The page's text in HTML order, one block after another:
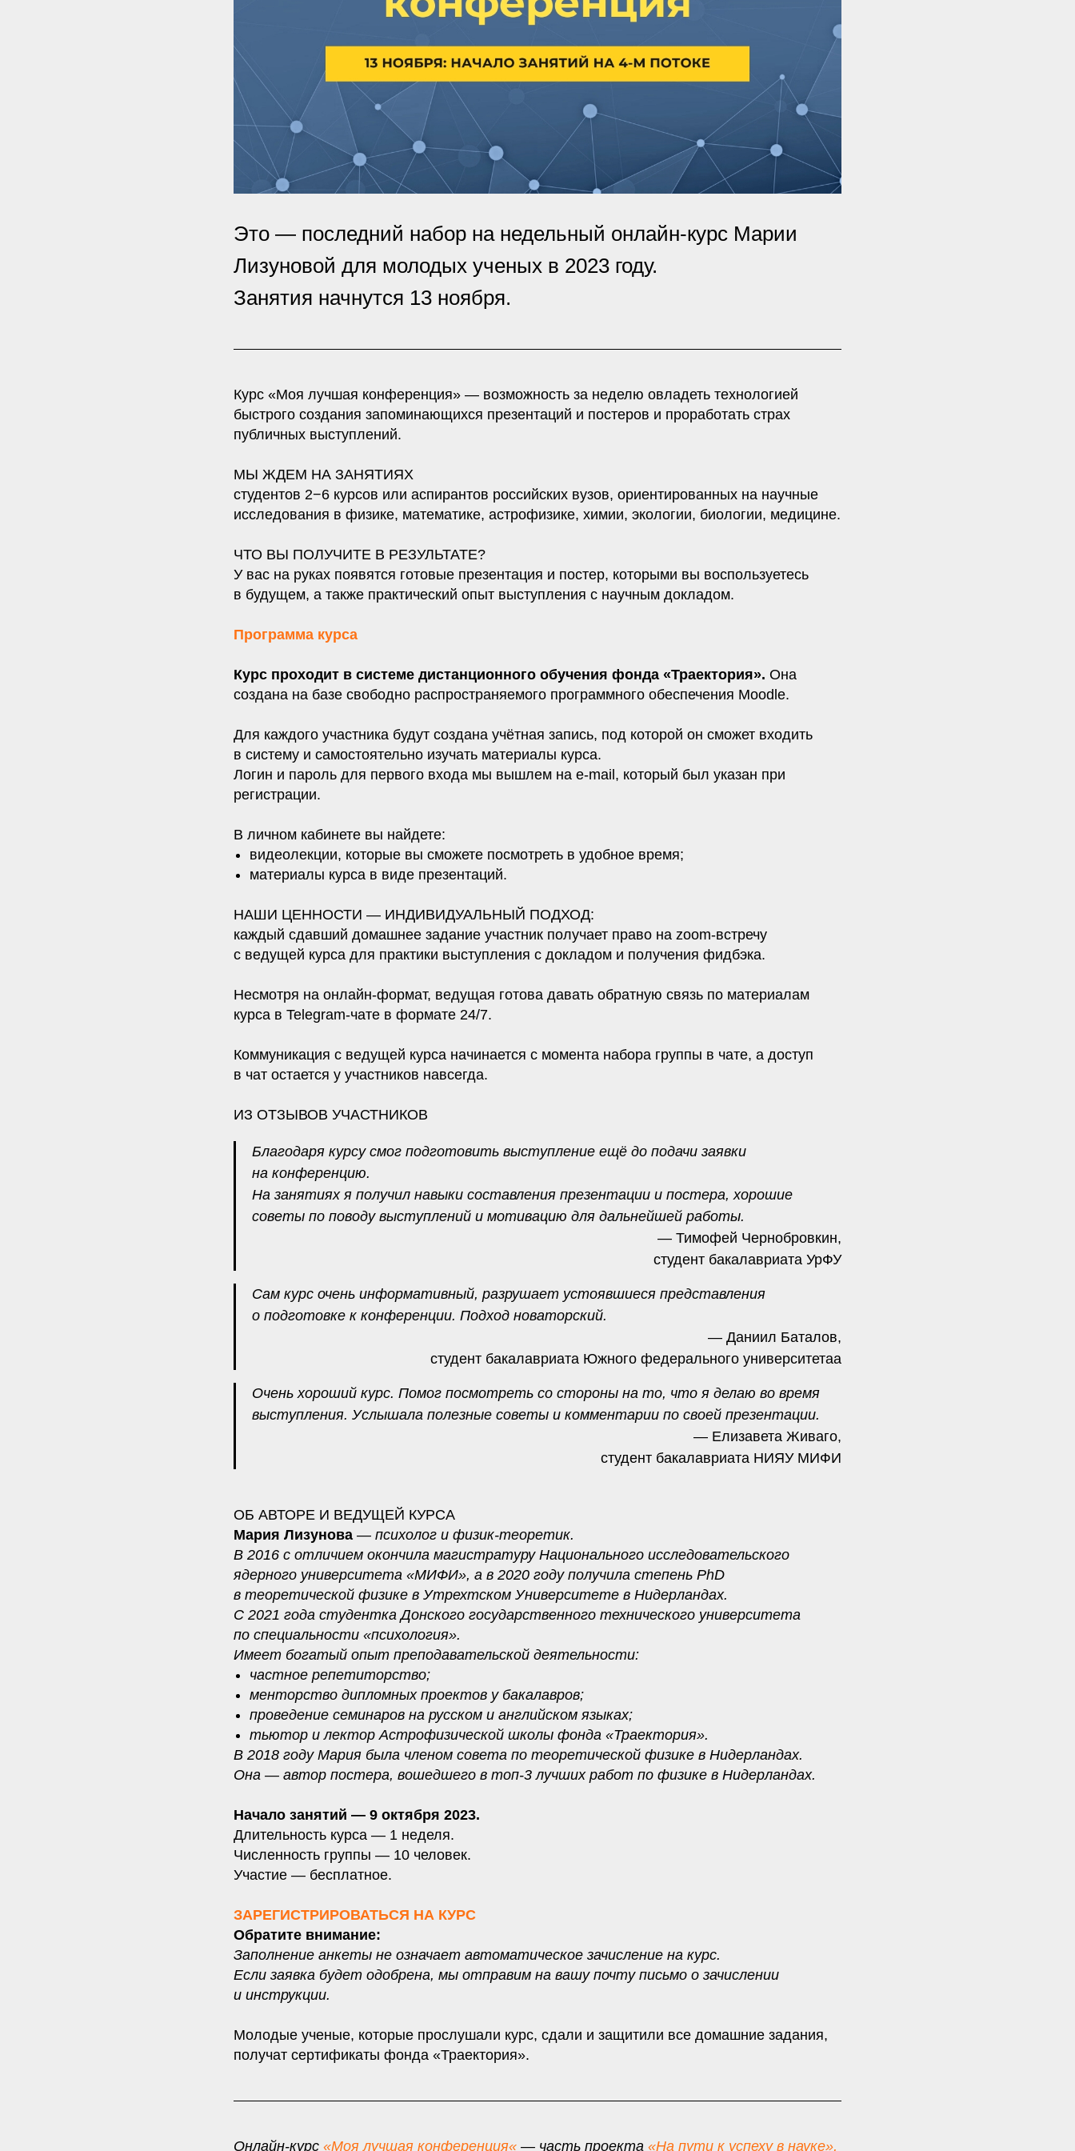
Это — последний набор на недельный онлайн-курс Марии
Лизуновой для молодых ученых в 2023 году.
Занятия начнутся 13 ноября.
Курс «Моя лучшая конференция» — возможность за неделю овладеть технологией
быстрого создания запоминающихся презентаций и постеров и проработать страх
публичных выступлений.
МЫ ЖДЕМ НА ЗАНЯТИЯХ
студентов 2−6 курсов или аспирантов российских вузов, ориентированных на научные
исследования в физике, математике, астрофизике, химии, экологии, биологии, медицине.
ЧТО ВЫ ПОЛУЧИТЕ В РЕЗУЛЬТАТЕ?
У вас на руках появятся готовые презентация и постер, которыми вы воспользуетесь
в будущем, а также практический опыт выступления с научным докладом.
Программа курса
Курс проходит в системе дистанционного обучения фонда «Траектория». Она
создана на базе свободно распространяемого программного обеспечения Moodle.
Для каждого участника будут создана учётная запись, под которой он сможет входить
в систему и самостоятельно изучать материалы курса.
Логин и пароль для первого входа мы вышлем на e-mail, который был указан при
регистрации.
В личном кабинете вы найдете:
видеолекции, которые вы сможете посмотреть в удобное время;
материалы курса в виде презентаций.
НАШИ ЦЕННОСТИ — ИНДИВИДУАЛЬНЫЙ ПОДХОД:
каждый сдавший домашнее задание участник получает право на zoom-встречу
с ведущей курса для практики выступления с докладом и получения фидбэка.
Несмотря на онлайн-формат, ведущая готова давать обратную связь по материалам
курса в Telegram-чате в формате 24/7.
Коммуникация с ведущей курса начинается с момента набора группы в чате, а доступ
в чат остается у участников навсегда.
ИЗ ОТЗЫВОВ УЧАСТНИКОВ
Благодаря курсу смог подготовить выступление ещё до подачи заявки
на конференцию.
На занятиях я получил навыки составления презентации и постера, хорошие
советы по поводу выступлений и мотивацию для дальнейшей работы.
— Тимофей Чернобровкин,
студент бакалавриата УрФУ
Сам курс очень информативный, разрушает устоявшиеся представления
о подготовке к конференции. Подход новаторский.
— Даниил Баталов,
студент бакалавриата Южного федерального университетаа
Очень хороший курс. Помог посмотреть со стороны на то, что я делаю во время
выступления. Услышала полезные советы и комментарии по своей презентации.
— Елизавета Живаго,
студент бакалавриата НИЯУ МИФИ
ОБ АВТОРЕ И ВЕДУЩЕЙ КУРСА
Мария Лизунова — психолог и физик-теоретик.
В 2016 с отличием окончила магистратуру Национального исследовательского
ядерного университета «МИФИ», а в 2020 году получила степень PhD
в теоретической физике в Утрехтском Университете в Нидерландах.
С 2021 года студентка Донского государственного технического университета
по специальности «психология».
Имеет богатый опыт преподавательской деятельности:
частное репетиторство;
менторство дипломных проектов у бакалавров;
проведение семинаров на русском и английском языках;
тьютор и лектор Астрофизической школы фонда «Траектория».
В 2018 году Мария была членом совета по теоретической физике в Нидерландах.
Она — автор постера, вошедшего в топ-3 лучших работ по физике в Нидерландах.
Начало занятий — 9 октября 2023.
Длительность курса — 1 неделя.
Численность группы — 10 человек.
Участие — бесплатное.
ЗАРЕГИСТРИРОВАТЬСЯ НА КУРС
Обратите внимание:
Заполнение анкеты не означает автоматическое зачисление на курс.
Если заявка будет одобрена, мы отправим на вашу почту письмо о зачислении
и инструкции.
Молодые ученые, которые прослушали курс, сдали и защитили все домашние задания,
получат сертификаты фонда «Траектория».
Онлайн-курс «Моя лучшая конференция« — часть проекта «На пути к успеху в науке»,